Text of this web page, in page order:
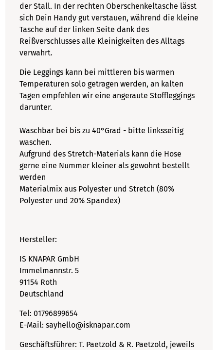
der Stall. In der rechten Oberschenkeltasche lässt
sich Dein Handy gut verstauen, während die kleine
Tasche auf der linken Seite dank des
Reißverschlusses alle Kleinigkeiten des Alltags
verwahrt.
Die Leggings kann bei mittleren bis warmen
Temperaturen solo getragen werden, an kalten
Tagen empfehlen wir eine angeraute Stoffleggings
darunter.
Waschbar bei bis zu 40°Grad - bitte linksseitig
waschen.
Aufgrund des Stretch-Materials kann die Hose
gerne eine Nummer kleiner als gewohnt bestellt
werden
Materialmix aus Polyester und Stretch (80%
Polyester und 20% Spandex)
Hersteller:
IS KNAPAR GmbH
Immelmannstr. 5
91154 Roth
Deutschland
Tel: 01796899654
E-Mail: sayhello@isknapar.com
Geschäftsführer: T. Paetzold & R. Paetzold, jeweils